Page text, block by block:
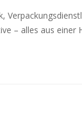
– alles aus einer